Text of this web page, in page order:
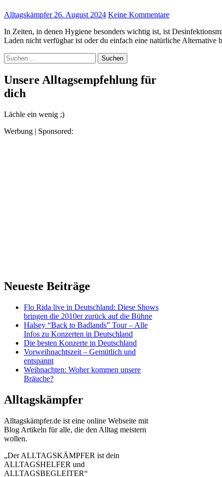
Alltagskämpfer26. August 2024 Keine Kommentare
In Zeiten, in denen Hygiene besonders wichtig ist, ist Desinfektionsmittel ein unverzichtbarer Begleiter. Wenn es jedoch im
Laden nicht verfügbar ist oder du einfach eine natürliche Alternative
Suchen
nach:
Unsere Alltagsempfehlung für
dich
Lächle ein wenig ;)
Werbung | Sponsored:
Neueste Beiträge
Flo Rida live in Deutschland: Diese Shows
bringen die 2010er zurück auf die Bühne
Halsey “Back to Badlands” Tour – Alle
Infos zu Konzerten in Deutschland
Die besten Konzerte in Deutschland
Vorweihnachtszeit – Gemütlich und
entspannt
Weihnachten: Woher kommen unsere
Bräuche?
Alltagskämpfer
Alltagskämpfer.de ist eine online Webseite mit
Blog Artikeln für alle, die den Alltag meistern
wollen.
„Der ALLTAGSKÄMPFER ist dein
ALLTAGSHELFER und
ALLTAGSBEGLEITER“